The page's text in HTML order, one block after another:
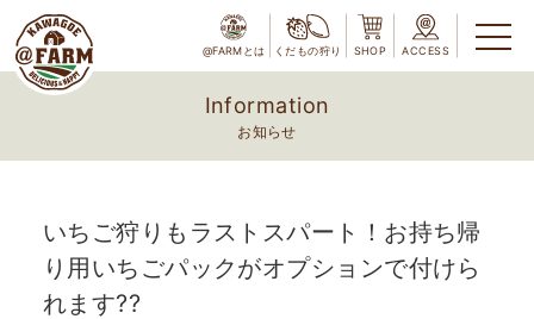
@FARMとは くだもの狩り SHOP ACCESS
Information
お知らせ
いちご狩りもラストスパート！お持ち帰
り用いちごパックがオプションで付けら
れます??